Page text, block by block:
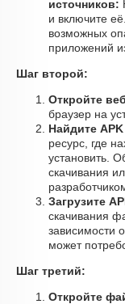
источников:
и включите
возможных
приложений
Шаг второй:
Откройте
браузер на
Найдите
ресурс, где
установить.
скачивания
Загрузите
скачивания
зависимости
может
Шаг третий:
Откройте